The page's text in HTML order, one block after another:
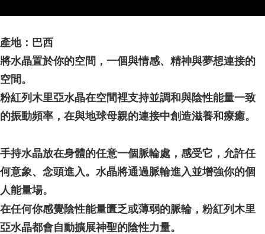
產地：巴西
將水晶置於你的空間，一個與情感、精神與夢想連接的
空間。
粉紅列木里亞水晶在空間裡支持並調和與陰性能量一致
的振動頻率，在與地球母親的連接中創造滋養和療癒。
手持水晶放在身體的任意一個脈輪處，感受它，允許任
何意象、念頭進入。水晶將通過脈輪進入並增強你的個
人能量場。
在任何你感覺陰性能量匱乏或薄弱的脈輪，粉紅列木里
亞水晶都會自動擴展神聖的陰性力量。